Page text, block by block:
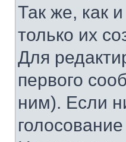
Так же, как
только их
Для
первого
ним). Если